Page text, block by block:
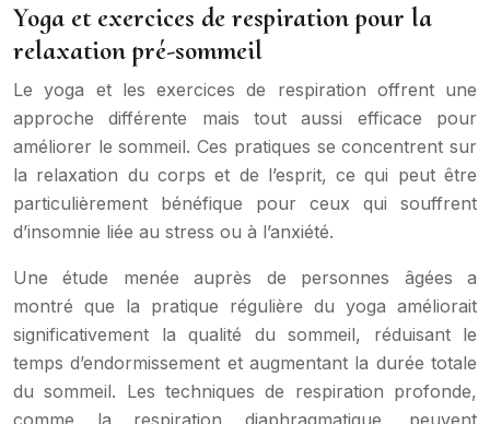
Yoga et exercices de respiration pour la
relaxation pré-sommeil
Le yoga et les exercices de respiration offrent une
approche différente mais tout aussi efficace pour
améliorer le sommeil. Ces pratiques se concentrent sur
la relaxation du corps et de l’esprit, ce qui peut être
particulièrement bénéfique pour ceux qui souffrent
d’insomnie liée au stress ou à l’anxiété.
Une étude menée auprès de personnes âgées a
montré que la pratique régulière du yoga améliorait
significativement la qualité du sommeil, réduisant le
temps d’endormissement et augmentant la durée totale
du sommeil. Les techniques de respiration profonde,
comme la respiration diaphragmatique, peuvent